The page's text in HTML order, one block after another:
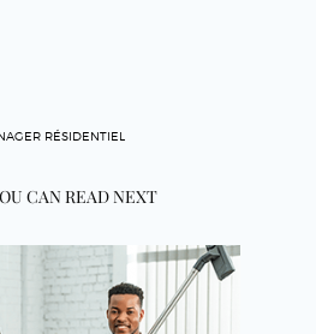
RÉSIDENTIEL
CAN READ NEXT